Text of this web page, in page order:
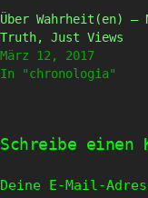
Über Wahrheit(en) –
Truth, Just Views
März 12, 2017
In "chronologia"
Schreibe einen
Deine E-Mail-